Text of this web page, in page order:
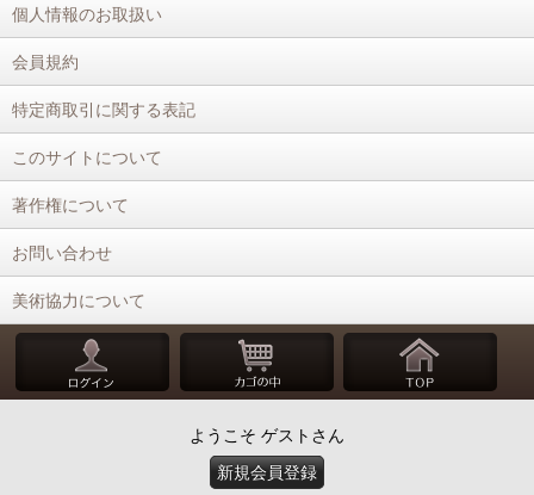
個人情報のお取扱い
会員規約
特定商取引に関する表記
このサイトについて
著作権について
お問い合わせ
美術協力について
ようこそ ゲストさん
新規会員登録